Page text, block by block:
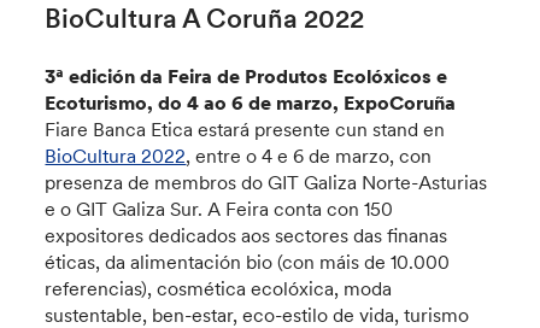
BioCultura A Coruña 2022
3ª edición da Feira de Produtos Ecolóxicos e
Ecoturismo, do 4 ao 6 de marzo, ExpoCoruña
Fiare Banca Etica estará presente cun stand en
BioCultura 2022, entre o 4 e 6 de marzo, con
presenza de membros do GIT Galiza Norte-Asturias
e o GIT Galiza Sur. A Feira conta con 150
expositores dedicados aos sectores das finanas
éticas, da alimentación bio (con máis de 10.000
referencias), cosmética ecolóxica, moda
sustentable, ben-estar, eco-estilo de vida, turismo